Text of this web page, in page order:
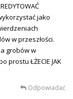
jako
w przeszłości.
grobów w
prostu ŁŻECIE JAK
Odpowiadać